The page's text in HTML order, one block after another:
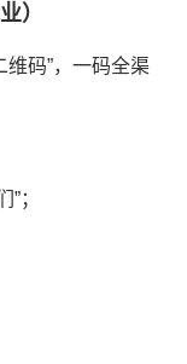
）
维码”，一码全渠
；